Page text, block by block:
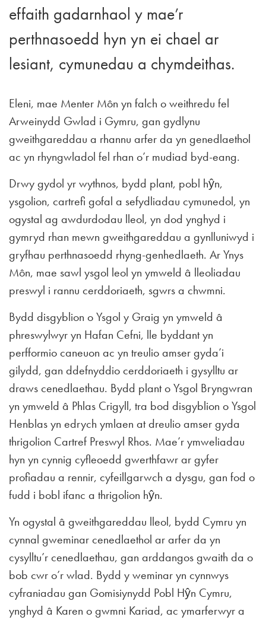
effaith gadarnhaol y mae’r
perthnasoedd hyn yn ei chael ar
lesiant, cymunedau a chymdeithas.
Eleni, mae Menter Môn yn falch o weithredu fel
Arweinydd Gwlad i Gymru, gan gydlynu
gweithgareddau a rhannu arfer da yn genedlaethol
ac yn rhyngwladol fel rhan o’r mudiad byd-eang.
Drwy gydol yr wythnos, bydd plant, pobl hŷn,
ysgolion, cartrefi gofal a sefydliadau cymunedol, yn
ogystal ag awdurdodau lleol, yn dod ynghyd i
gymryd rhan mewn gweithgareddau a gynlluniwyd i
gryfhau perthnasoedd rhyng-genhedlaeth. Ar Ynys
Môn, mae sawl ysgol leol yn ymweld â lleoliadau
preswyl i rannu cerddoriaeth, sgwrs a chwmni.
Bydd disgyblion o Ysgol y Graig yn ymweld â
phreswylwyr yn Hafan Cefni, lle byddant yn
perfformio caneuon ac yn treulio amser gyda’i
gilydd, gan ddefnyddio cerddoriaeth i gysylltu ar
draws cenedlaethau. Bydd plant o Ysgol Bryngwran
yn ymweld â Phlas Crigyll, tra bod disgyblion o Ysgol
Henblas yn edrych ymlaen at dreulio amser gyda
thrigolion Cartref Preswyl Rhos. Mae’r ymweliadau
hyn yn cynnig cyfleoedd gwerthfawr ar gyfer
profiadau a rennir, cyfeillgarwch a dysgu, gan fod o
fudd i bobl ifanc a thrigolion hŷn.
Yn ogystal â gweithgareddau lleol, bydd Cymru yn
cynnal gweminar cenedlaethol ar arfer da yn
cysylltu’r cenedlaethau, gan arddangos gwaith da o
bob cwr o’r wlad. Bydd y weminar yn cynnwys
cyfraniadau gan Gomisiynydd Pobl Hŷn Cymru,
ynghyd â Karen o gwmni Kariad, ac ymarferwyr a